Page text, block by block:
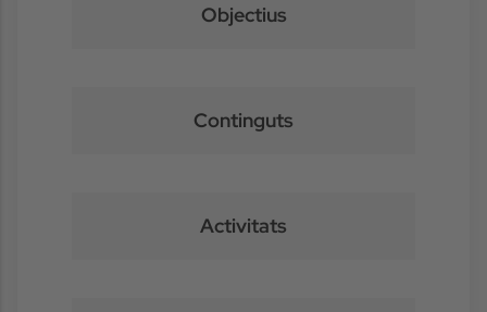
Objectius
Continguts
Activitats